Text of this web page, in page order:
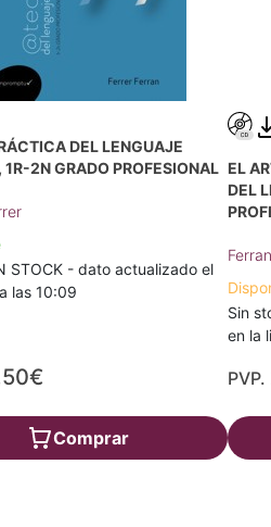
DEL LENGUAJE
2N GRADO PROFESIONAL
STOCK - dato actualizado el
las 10:09
Comprar
EL
DEL
Sin
en la
PVP.